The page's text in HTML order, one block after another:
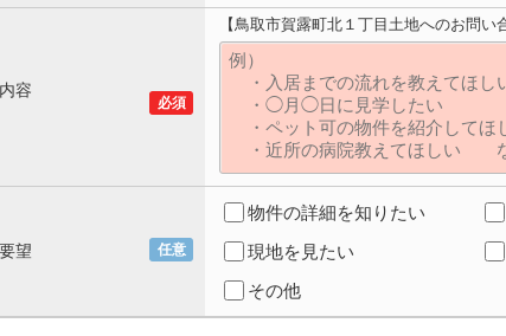
必須
内容
【鳥取市賀露町北１丁目土地へのお問い
任意
要望
物件の詳細を知りたい
現地を見たい
その他